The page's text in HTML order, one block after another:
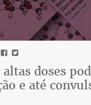
doses
e até